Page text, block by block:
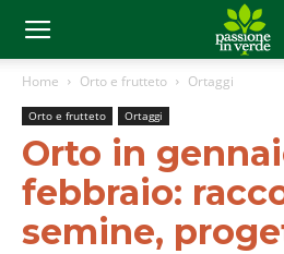
Home Orto e frutteto Ortaggi
Orto e frutteto Ortaggi
Orto in
febbraio:
semine,